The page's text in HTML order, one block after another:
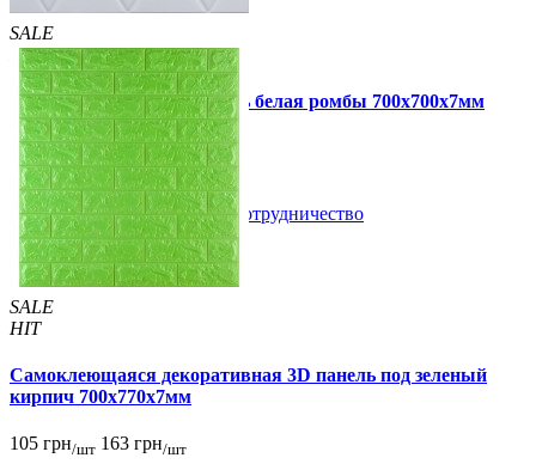
SALE
HIT
Самоклеющаяся 3D панель белая ромбы 700x700x7мм
109 грн/шт 160 грн /шт
Купить В закладки Сотрудничество
SALE
HIT
Самоклеющаяся декоративная 3D панель под зеленый
кирпич 700x770x7мм
105 грн/шт 163 грн/шт